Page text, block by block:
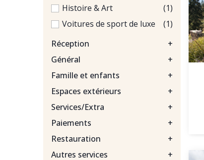
Histoire & Art
(1)
Voitures de sport de luxe
(1)
Réception
+
Général
+
Famille et enfants
+
Espaces extérieurs
+
Services/Extra
+
Paiements
+
Restauration
+
Autres services
+